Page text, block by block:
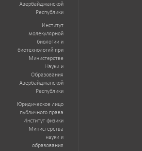
Азербайджанской
Республики
Институт
молекулярной
биологии и
биотехнологий при
Министерстве
Науки и
Образования
Азербайджанской
Республики
Юридическое лицо
публичного права
Институт физики
Министерства
науки и
образования